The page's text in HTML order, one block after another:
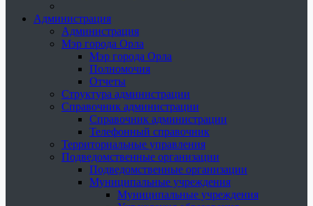
Администрация
Администрация
Мэр города Орла
Мэр города Орла
Полномочия
Отчеты
Структура администрации
Справочник администрации
Справочник администрации
Телефонный справочник
Территориальные управления
Подведомственные организации
Подведомственные организации
Муниципальные учреждения
Муниципальные учреждения